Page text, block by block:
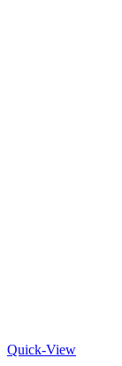
Quick-View